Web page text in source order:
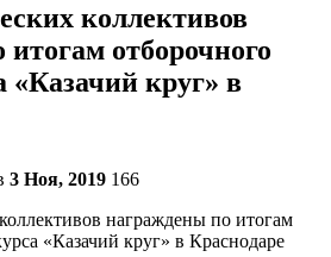
коллективов
отборочного
«Казачий круг» в
3 Ноя, 2019 166